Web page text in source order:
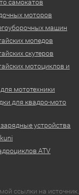
самокатов
моторов
машин
мопедов
скутеров
мотоциклов и
мототехники
для квадро-мото
устройства
ATV
ссылки на источник.